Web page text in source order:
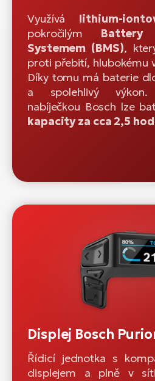
Využívá lithium-
pokročilým Battery
Systemem (BMS),
proti přebití, hlubokému
Díky tomu má baterie
a spolehlivý
nabíječkou Bosch lze
kapacity za cca 2,5
Displej Bosch
Řídicí jednotka s
displejem a plně v